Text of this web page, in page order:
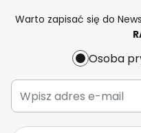
Warto zapisać się do
Osoba